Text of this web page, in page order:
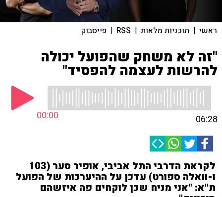
ראשי | תוכניות מלאות |
RSS
| פייסבוק
"זה לא משחק שהפועל יכולה
להרשות לעצמה להפסיד"
00:00 06:28
לקראת הדרבי התל אביבי, אופיר סער (103
ו-וואלה ספורט) עדכן על ההיערכות של הפועל
ת"א: "אני מניח שכן לוקחים פה איזשהם